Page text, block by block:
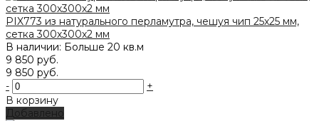
PIX773 из натурального перламутра, чешуя чип 25х25 мм,
сетка 300х300х2 мм
В наличии: Больше 20 кв.м
9 850 руб.
9 850 руб.
-
+
В корзину
Добавлено